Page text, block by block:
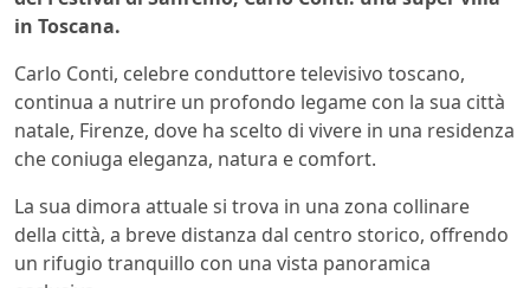
in Toscana.
Carlo Conti, celebre conduttore televisivo toscano,
continua a nutrire un profondo legame con la sua città
natale, Firenze, dove ha scelto di vivere in una residenza
che coniuga eleganza, natura e comfort.
La sua dimora attuale si trova in una zona collinare
della città, a breve distanza dal centro storico, offrendo
un rifugio tranquillo con una vista panoramica